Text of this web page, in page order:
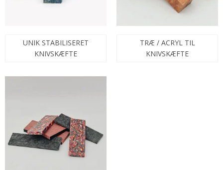
UNIK STABILISERET
KNIVSKÆFTE
TRÆ / ACRYL TIL
KNIVSKÆFTE